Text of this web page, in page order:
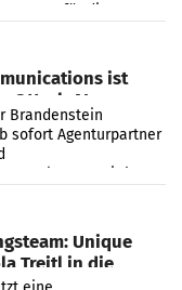
für die
ist
OtterlyAI
Brandenstein
sofort Agenturpartner
OtterlyAI. Damit baut
Unique
Treitl in die